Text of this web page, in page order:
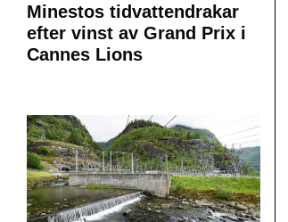
Minestos tidvattendrakar
efter vinst av Grand Prix i
Cannes Lions